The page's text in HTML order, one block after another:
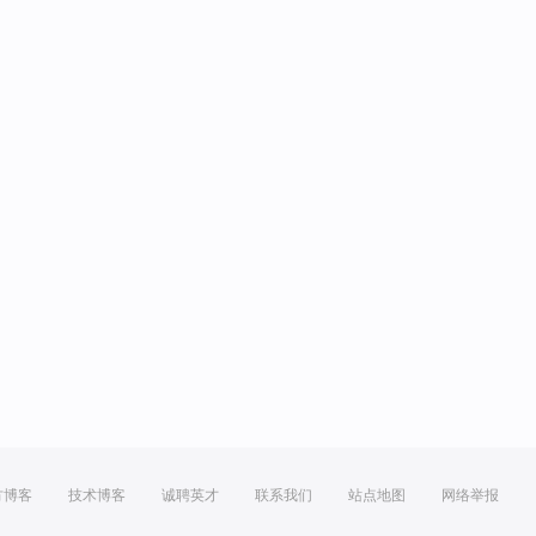
博客 技术博客 诚聘英才 联系我们 站点地图 网络举报